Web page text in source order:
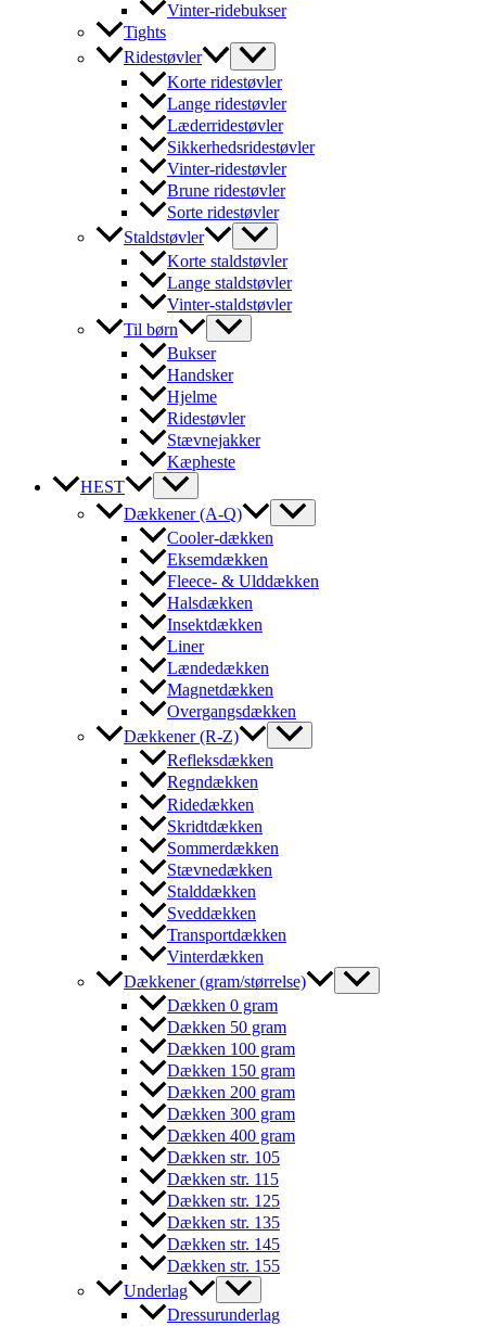
Vinter-ridebukser
Tights
Ridestøvler
Korte ridestøvler
Lange ridestøvler
Læderridestøvler
Sikkerhedsridestøvler
Vinter-ridestøvler
Brune ridestøvler
Sorte ridestøvler
Staldstøvler
Korte staldstøvler
Lange staldstøvler
Vinter-staldstøvler
Til børn
Bukser
Handsker
Hjelme
Ridestøvler
Stævnejakker
Kæpheste
HEST
Dækkener (A-Q)
Cooler-dækken
Eksemdækken
Fleece- & Ulddækken
Halsdækken
Insektdækken
Liner
Lændedækken
Magnetdækken
Overgangsdækken
Dækkener (R-Z)
Refleksdækken
Regndækken
Ridedækken
Skridtdækken
Sommerdækken
Stævnedækken
Stalddækken
Sveddækken
Transportdækken
Vinterdækken
Dækkener (gram/størrelse)
Dækken 0 gram
Dækken 50 gram
Dækken 100 gram
Dækken 150 gram
Dækken 200 gram
Dækken 300 gram
Dækken 400 gram
Dækken str. 105
Dækken str. 115
Dækken str. 125
Dækken str. 135
Dækken str. 145
Dækken str. 155
Underlag
Dressurunderlag